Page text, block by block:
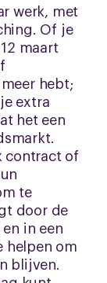
werk, met
Of je
maart
hebt;
extra
het een
contract of
te
door de
in een
helpen om
blijven.